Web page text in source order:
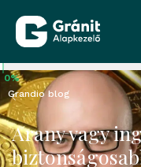
Grandio blog
Arany vagy
0%